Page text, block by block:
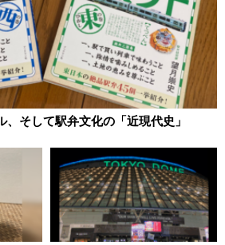
そして駅弁文化の「近現代史」